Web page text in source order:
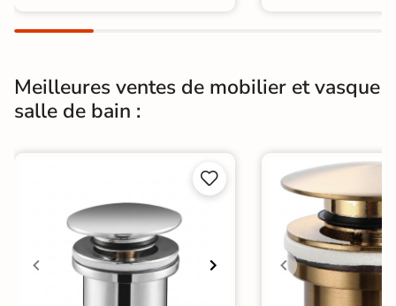
Meilleures ventes de mobilier et vasque
salle de bain :

